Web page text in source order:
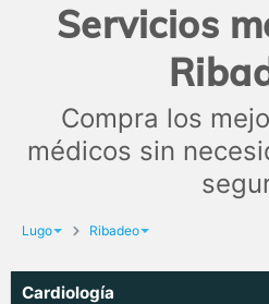
Servicios
Compra los
médicos sin
Lugo Ribadeo
Cardiología